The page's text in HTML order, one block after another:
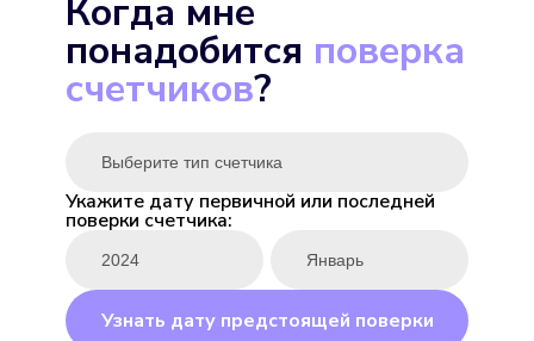
Подробнее
Выбрать
ENBRA для горячей
Когда мне
понадобится поверка
счетчиков?
Укажите дату первичной или последней
поверки счетчика:
Узнать дату предстоящей поверки